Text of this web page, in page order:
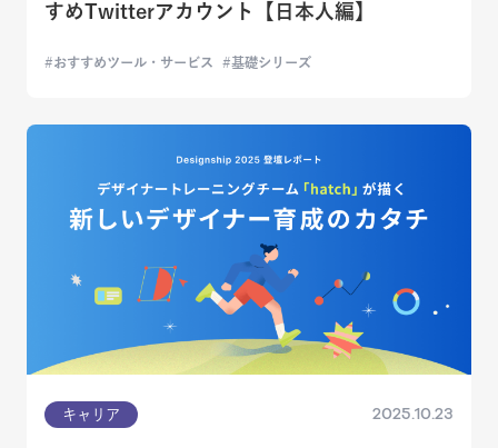
すめTwitterアカウント【日本人編】
おすすめツール・サービス 基礎シリーズ
キャリア 2025.10.23